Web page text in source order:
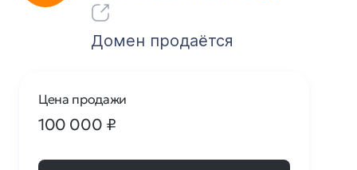
Домен продаётся
Цена продажи
100 000 ₽